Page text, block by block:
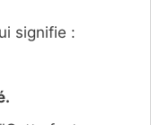
signifie :